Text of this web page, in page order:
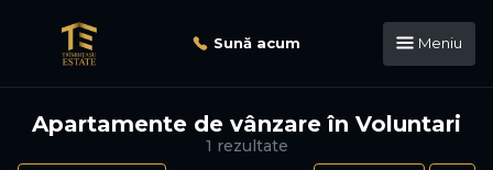
Sună acum Meniu
1 rezultate
Apartamente de vânzare în Voluntari